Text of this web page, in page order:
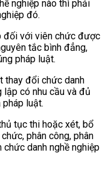
nghiệp nào thì phải
đó.
đối với viên chức được
tắc bình đẳng,
pháp luật.
thay đổi chức danh
lập có nhu cầu và đủ
luật.
tục thi hoặc xét, bổ
phân công, phân
danh nghề nghiệp